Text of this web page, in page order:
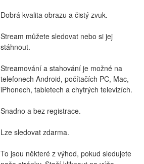
Dobrá kvalita obrazu a čistý zvuk.
Stream můžete sledovat nebo si jej
stáhnout.
Streamování a stahování je možné na
telefonech Android, počítačích PC, Mac,
iPhonech, tabletech a chytrých televizích.
Snadno a bez registrace.
Lze sledovat zdarma.
To jsou některé z výhod, pokud sledujete